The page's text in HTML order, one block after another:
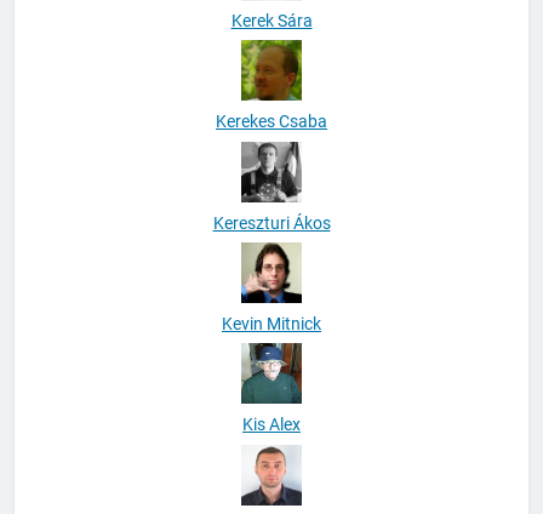
Kerek Sára
Kerekes Csaba
Kereszturi Ákos
Kevin Mitnick
Kis Alex